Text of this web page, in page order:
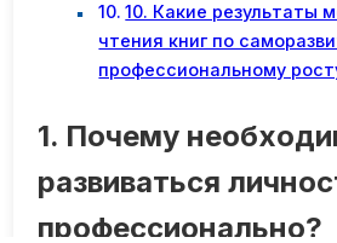
10. Какие результаты
чтения книг по
профессиональному
1. Почему
развиваться
профессионально?